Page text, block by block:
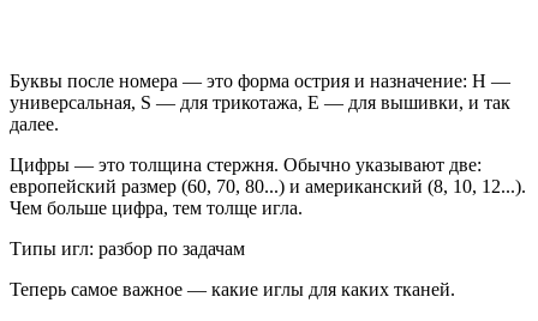
Буквы после номера — это форма острия и назначение: H —
универсальная, S — для трикотажа, E — для вышивки, и так
далее.
Цифры — это толщина стержня. Обычно указывают две:
европейский размер (60, 70, 80...) и американский (8, 10, 12...).
Чем больше цифра, тем толще игла.
Типы игл: разбор по задачам
Теперь самое важное — какие иглы для каких тканей.